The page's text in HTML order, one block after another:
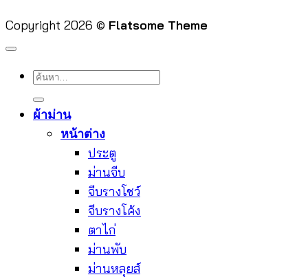
Copyright 2026 © Flatsome Theme
ค้นหา:
ผ้าม่าน
หน้าต่าง
ประตู
ม่านจีบ
จีบรางโชว์
จีบรางโค้ง
ตาไก่
ม่านพับ
ม่านหลุยส์